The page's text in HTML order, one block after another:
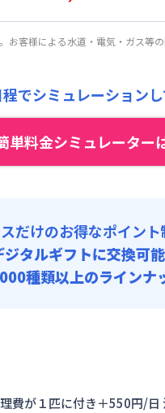
円/日)
円/日)
) ※賃料に含める
税抜)
円/日)
回 (税抜)
税抜)
(1,250円/日)
客様による水道・電気・ガス等の
でシミュレーションし
単料金シミュレーター
だけのお得なポイント
ジタルギフトに交換可能
種類以上のラインナ
費が１匹に付き＋550円/